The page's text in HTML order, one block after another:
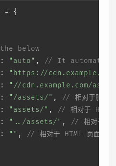
= {
below
: "auto" ,
// It
:
"https://
:
"//cdn.example.com/
: "/assets/" ,
// 相对于服
: "assets/" ,
// 相对于 HTML
: "../assets/" ,
// 相对于
: "" ,
// 相对于 HTML 页面（目